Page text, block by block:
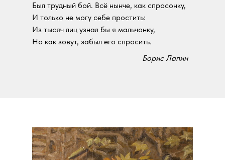
Был трудный бой. Всё нынче, как спросонку,
И только не могу себе простить:
Из тысяч лиц узнал бы я мальчонку,
Но как зовут, забыл его спросить.
Борис Лапин